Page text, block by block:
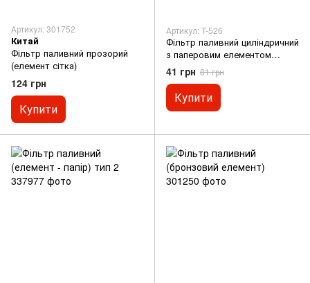
Артикул: 301752
Китай
Фільтр паливний прозорий
(елемент сітка)
124 грн
Купити
Артикул: T-526
Фільтр паливний циліндричний
з паперовим елементом
(№025) (розбірний) KM
41 грн 81 грн
Купити